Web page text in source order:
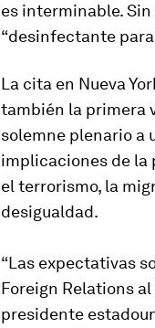
es interminable.
“desinfectante para
La cita en Nueva
también la primera
solemne plenario a
implicaciones de la
el terrorismo, la
desigualdad.
“Las expectativas
Foreign Relations
presidente